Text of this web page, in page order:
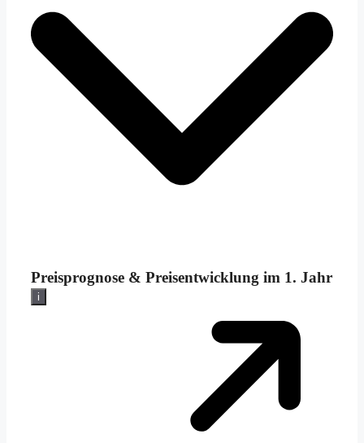
Preisprognose & Preisentwicklung im 1. Jahr
i